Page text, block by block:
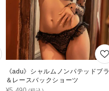
《adu》シャルムノンパテッドブラ
＆レースバックショーツ